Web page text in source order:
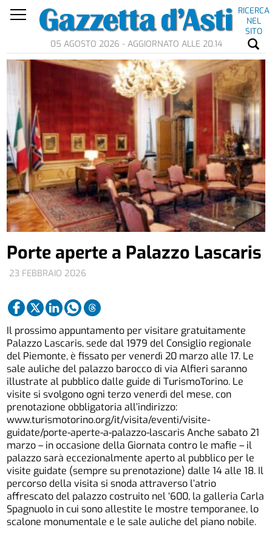
RICERCA
NEL
SITO
05 AGOSTO 2026 - AGGIORNATO ALLE 20.14
23 FEBBRAIO 2026
Porte aperte a Palazzo Lascaris
Il prossimo appuntamento per visitare gratuitamente
Palazzo Lascaris, sede dal 1979 del Consiglio regionale
del Piemonte, è fissato per venerdì 20 marzo alle 17. Le
sale auliche del palazzo barocco di via Alfieri saranno
illustrate al pubblico dalle guide di TurismoTorino. Le
visite si svolgono ogni terzo venerdì del mese, con
prenotazione obbligatoria all’indirizzo:
www.turismotorino.org/it/visita/eventi/visite-
guidate/porte-aperte-a-palazzo-lascarisAnche sabato 21
marzo – in occasione della Giornata contro le mafie – il
palazzo sarà eccezionalmente aperto al pubblico per le
visite guidate (sempre su prenotazione) dalle 14 alle 18. Il
percorso della visita si snoda attraverso l’atrio
affrescato del palazzo costruito nel ‘600, la galleria Carla
Spagnuolo in cui sono allestite le mostre temporanee, lo
scalone monumentale e le sale auliche del piano nobile.